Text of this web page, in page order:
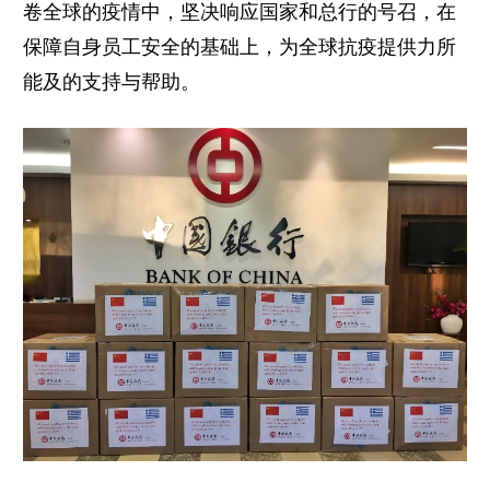
卷全球的疫情中，坚决响应国家和总行的号召，在
保障自身员工安全的基础上，为全球抗疫提供力所
能及的支持与帮助。